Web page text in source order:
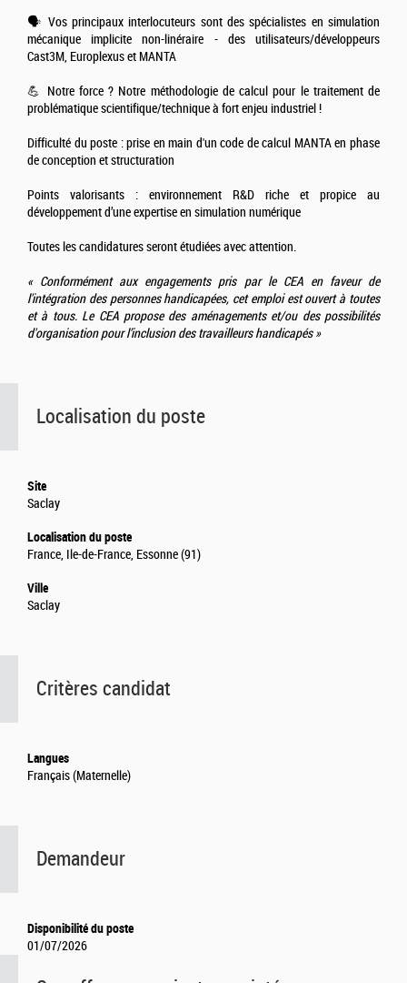
🗣️ Vos principaux interlocuteurs sont des spécialistes en simulation
mécanique implicite non-linéraire - des utilisateurs/développeurs
Cast3M, Europlexus et MANTA
💪 Notre force ? Notre méthodologie de calcul pour le traitement de
problématique scientifique/technique à fort enjeu industriel !
Difficulté du poste : prise en main d'un code de calcul MANTA en phase
de conception et structuration
Points valorisants : environnement R&D riche et propice au
développement d’une expertise en simulation numérique
Toutes les candidatures seront étudiées avec attention.
« Conformément aux engagements pris par le CEA en faveur de
l'intégration des personnes handicapées, cet emploi est ouvert à toutes
et à tous. Le CEA propose des aménagements et/ou des possibilités
d'organisation pour l’inclusion des travailleurs handicapés »
Localisation du poste
Site
Saclay
Localisation du poste
France, Ile-de-France, Essonne (91)
Ville
Saclay
Critères candidat
Langues
Français (Maternelle)
Demandeur
Disponibilité du poste
01/07/2026